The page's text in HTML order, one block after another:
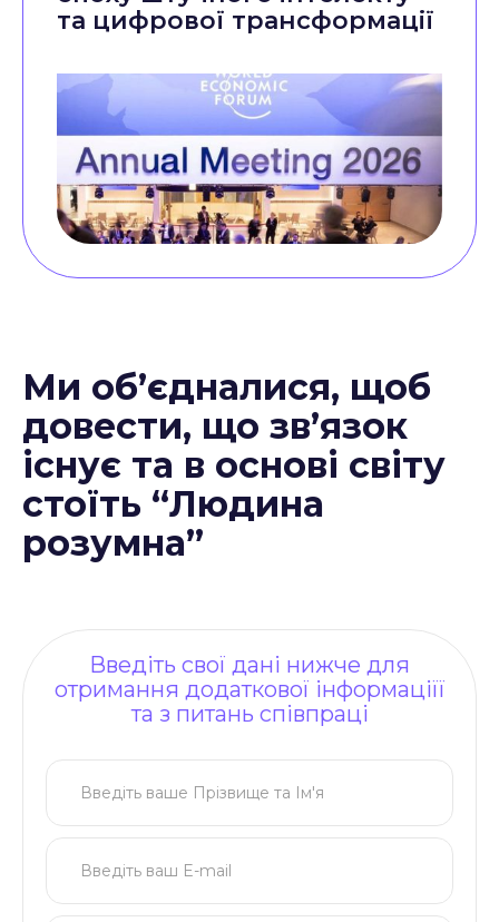
та цифрової трансформації
Ми об’єдналися, щоб
довести, що зв’язок
існує та в основі світу
стоїть “Людина
розумна”
Введіть свої дані нижче для
отримання додаткової інформаціїї
та з питань співпраці